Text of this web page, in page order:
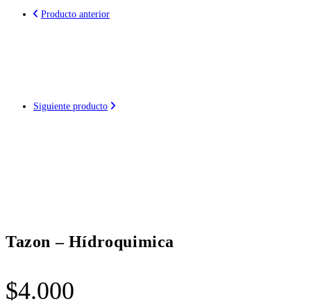
Producto anterior
Siguiente producto
Tazon – Hídroquimica
$4.000